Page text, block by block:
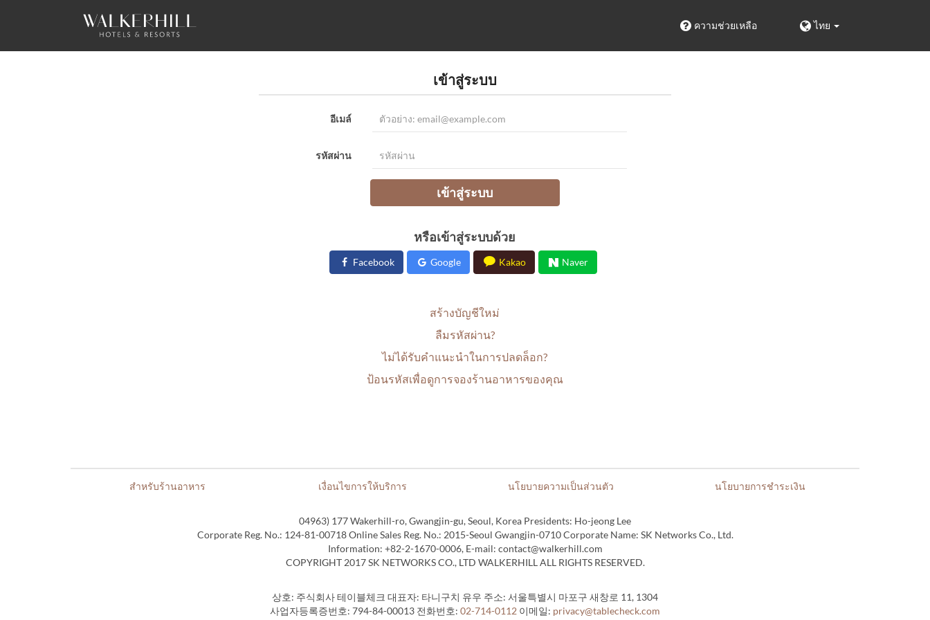
ความช่วยเหลือ ไทย
เข้าสู่ระบบ
อีเมล์
รหัสผ่าน
เข้าสู่ระบบ
หรือเข้าสู่ระบบด้วย
Facebook Google Kakao Naver
สร้างบัญชีใหม่
ลืมรหัสผ่าน?
ไม่ได้รับคำแนะนำในการปลดล็อก?
ป้อนรหัสเพื่อดูการจองร้านอาหารของคุณ
สำหรับร้านอาหาร เงื่อนไขการให้บริการ นโยบายความเป็นส่วนตัว นโยบายการชำระเงิน
04963) 177 Wakerhill-ro, Gwangjin-gu, Seoul, Korea Presidents: Ho-jeong Lee
Corporate Reg. No.: 124-81-00718 Online Sales Reg. No.: 2015-Seoul Gwangjin-0710 Corporate Name: SK Networks Co., Ltd.
Information: +82-2-1670-0006, E-mail: contact@walkerhill.com
COPYRIGHT 2017 SK NETWORKS CO., LTD WALKERHILL ALL RIGHTS RESERVED.
상호: 주식회사 테이블체크 대표자: 타니구치 유우 주소: 서울특별시 마포구 새창로 11, 1304
사업자등록증번호: 794-84-00013 전화번호: 02-714-0112 이메일: privacy@tablecheck.com